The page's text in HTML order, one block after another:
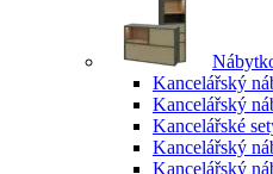
Kancelářský
Kancelářský
Kancelářské
Kancelářský
Kancelářský